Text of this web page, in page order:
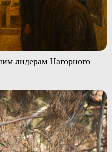
лидерам Нагорного